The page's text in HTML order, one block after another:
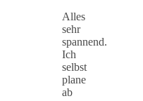
Alles
sehr
spannend.
Ich
selbst
plane
ab